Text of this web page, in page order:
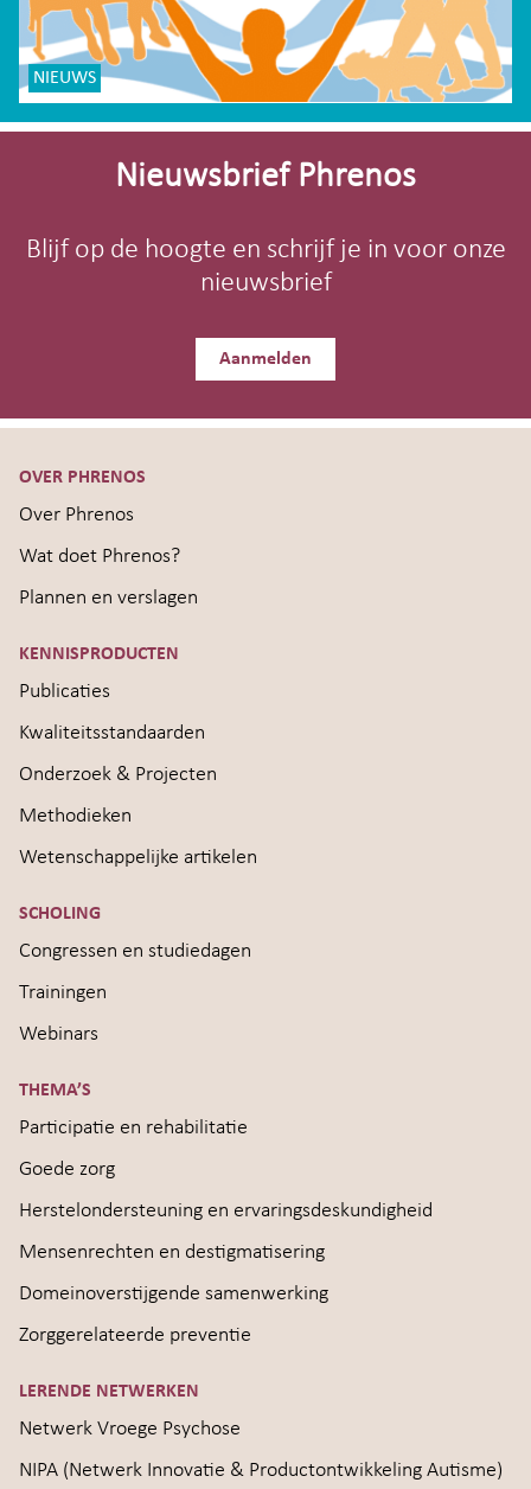
NIEUWS
Site-
Nieuwsbrief Phrenos
Blijf op de hoogte en schrijf je in voor onze
nieuwsbrief
Aanmelden
OVER PHRENOS
Over Phrenos
Wat doet Phrenos?
Plannen en verslagen
KENNISPRODUCTEN
Publicaties
Kwaliteitsstandaarden
Onderzoek & Projecten
Methodieken
Wetenschappelijke artikelen
SCHOLING
Congressen en studiedagen
Trainingen
Webinars
THEMA’S
Participatie en rehabilitatie
Goede zorg
Herstelondersteuning en ervaringsdeskundigheid
Mensenrechten en destigmatisering
Domeinoverstijgende samenwerking
Zorggerelateerde preventie
LERENDE NETWERKEN
Netwerk Vroege Psychose
NIPA (Netwerk Innovatie & Productontwikkeling Autisme)